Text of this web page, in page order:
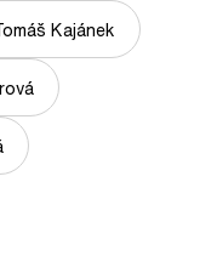
Kajánek